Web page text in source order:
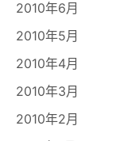
2010年6月
2010年5月
2010年4月
2010年3月
2010年2月